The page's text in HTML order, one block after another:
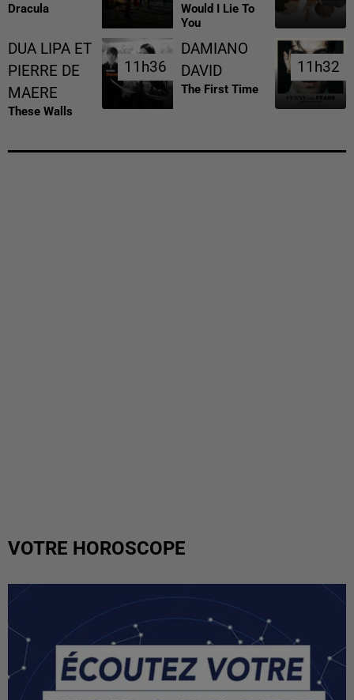
Dracula
Would I Lie To
You
DUA LIPA ET
PIERRE DE
MAERE
These Walls
11h36
11h36
DAMIANO
DAVID
The First Time
11h32
11h32
VOTRE HOROSCOPE